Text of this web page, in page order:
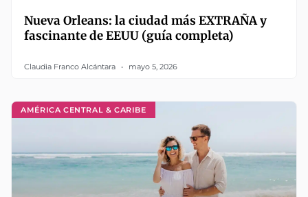
Nueva Orleans: la ciudad más EXTRAÑA y
fascinante de EEUU (guía completa)
Claudia Franco Alcántara mayo 5, 2026
AMÉRICA CENTRAL & CARIBE